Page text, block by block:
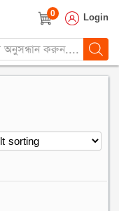
0 Login